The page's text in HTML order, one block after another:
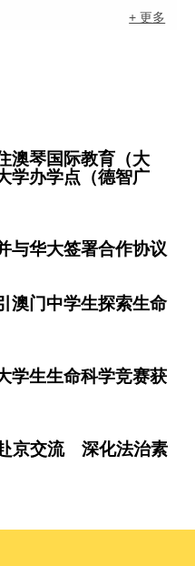
+ 更多
澳琴国际教育（大
办学点（德智广
与华大签署合作协议
澳门中学生探索生命
学生生命科学竞赛获
京交流 深化法治素